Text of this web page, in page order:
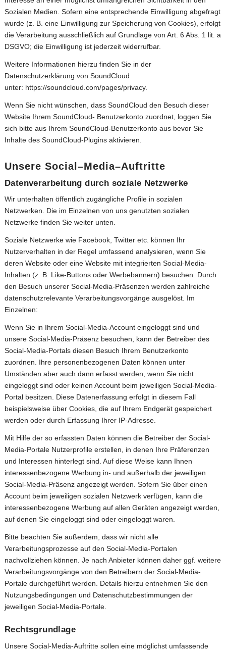
Sozialen Medien. Sofern eine entsprechende Einwilligung abgefragt
wurde (z. B. eine Einwilligung zur Speicherung von Cookies), erfolgt
die Verarbeitung ausschließlich auf Grundlage von Art. 6 Abs. 1 lit. a
DSGVO; die Einwilligung ist jederzeit widerrufbar.
Weitere Informationen hierzu finden Sie in der
Datenschutzerklärung von SoundCloud
unter: https://soundcloud.com/pages/privacy.
Wenn Sie nicht wünschen, dass SoundCloud den Besuch dieser
Website Ihrem SoundCloud- Benutzerkonto zuordnet, loggen Sie
sich bitte aus Ihrem SoundCloud-Benutzerkonto aus bevor Sie
Inhalte des SoundCloud-Plugins aktivieren.
Unsere Social–Media–Auftritte
Datenverarbeitung durch soziale Netzwerke
Wir unterhalten öffentlich zugängliche Profile in sozialen
Netzwerken. Die im Einzelnen von uns genutzten sozialen
Netzwerke finden Sie weiter unten.
Soziale Netzwerke wie Facebook, Twitter etc. können Ihr
Nutzerverhalten in der Regel umfassend analysieren, wenn Sie
deren Website oder eine Website mit integrierten Social-Media-
Inhalten (z. B. Like-Buttons oder Werbebannern) besuchen. Durch
den Besuch unserer Social-Media-Präsenzen werden zahlreiche
datenschutzrelevante Verarbeitungsvorgänge ausgelöst. Im
Einzelnen:
Wenn Sie in Ihrem Social-Media-Account eingeloggt sind und
unsere Social-Media-Präsenz besuchen, kann der Betreiber des
Social-Media-Portals diesen Besuch Ihrem Benutzerkonto
zuordnen. Ihre personenbezogenen Daten können unter
Umständen aber auch dann erfasst werden, wenn Sie nicht
eingeloggt sind oder keinen Account beim jeweiligen Social-Media-
Portal besitzen. Diese Datenerfassung erfolgt in diesem Fall
beispielsweise über Cookies, die auf Ihrem Endgerät gespeichert
werden oder durch Erfassung Ihrer IP-Adresse.
Mit Hilfe der so erfassten Daten können die Betreiber der Social-
Media-Portale Nutzerprofile erstellen, in denen Ihre Präferenzen
und Interessen hinterlegt sind. Auf diese Weise kann Ihnen
interessenbezogene Werbung in- und außerhalb der jeweiligen
Social-Media-Präsenz angezeigt werden. Sofern Sie über einen
Account beim jeweiligen sozialen Netzwerk verfügen, kann die
interessenbezogene Werbung auf allen Geräten angezeigt werden,
auf denen Sie eingeloggt sind oder eingeloggt waren.
Bitte beachten Sie außerdem, dass wir nicht alle
Verarbeitungsprozesse auf den Social-Media-Portalen
nachvollziehen können. Je nach Anbieter können daher ggf. weitere
Verarbeitungsvorgänge von den Betreibern der Social-Media-
Portale durchgeführt werden. Details hierzu entnehmen Sie den
Nutzungsbedingungen und Datenschutzbestimmungen der
jeweiligen Social-Media-Portale.
Rechtsgrundlage
Unsere Social-Media-Auftritte sollen eine möglichst umfassende